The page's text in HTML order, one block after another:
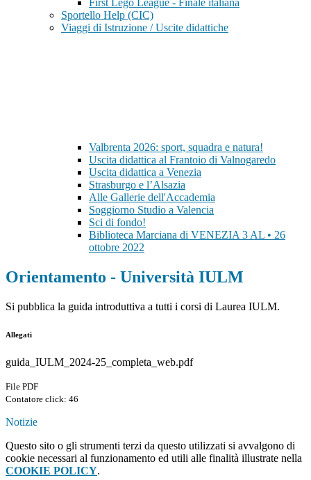
First Lego League - Finale italiana
Sportello Help (CIC)
Viaggi di Istruzione / Uscite didattiche
Valbrenta 2026: sport, squadra e natura!
Uscita didattica al Frantoio di Valnogaredo
Uscita didattica a Venezia
Strasburgo e l’Alsazia
Alle Gallerie dell'Accademia
Soggiorno Studio a Valencia
Sci di fondo!
Biblioteca Marciana di VENEZIA 3 AL • 26
ottobre 2022
Orientamento - Università IULM
Si pubblica la guida introduttiva a tutti i corsi di Laurea IULM.
Allegati
guida_IULM_2024-25_completa_web.pdf
File PDF
Contatore click: 46
Notizie
Questo sito o gli strumenti terzi da questo utilizzati si avvalgono di
cookie necessari al funzionamento ed utili alle finalità illustrate nella
COOKIE POLICY.